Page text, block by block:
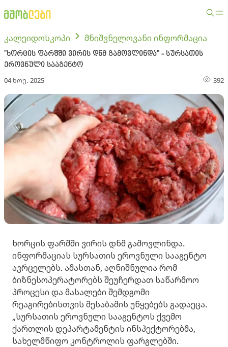
კალეიდოსკოპი მნიშვნელოვანი ინფორმაცია
"ხორცის ფარშში ვირის დნმ გამოვლინდა" - სურსათის
ეროვნული სააგენტო
04 ნოე. 2025 392
ხორცის ფარშში ვირის დნმ გამოვლინდა.
ინფორმაციას სურსათის ეროვნული სააგენტო
ავრცელებს. ამასთან, აღნიშნულია რომ
ბიზნესოპერატორებს შეუჩერდათ საწარმოო
პროცესი და მასალები შემდგომი
რეაგირებისთვის შესაბამის უწყებებს გადაეცა.
„სურსათის ეროვნული სააგენტოს ქვემო
ქართლის დეპარტამენტის ინსპექტორებმა,
სახელმწიფო კონტროლის ფარგლებში.